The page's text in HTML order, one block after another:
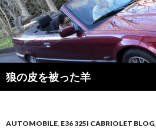
狼の皮を被った羊
検
索
ン
AUTOMOBILE, E36 325I CABRIOLET BLOG,